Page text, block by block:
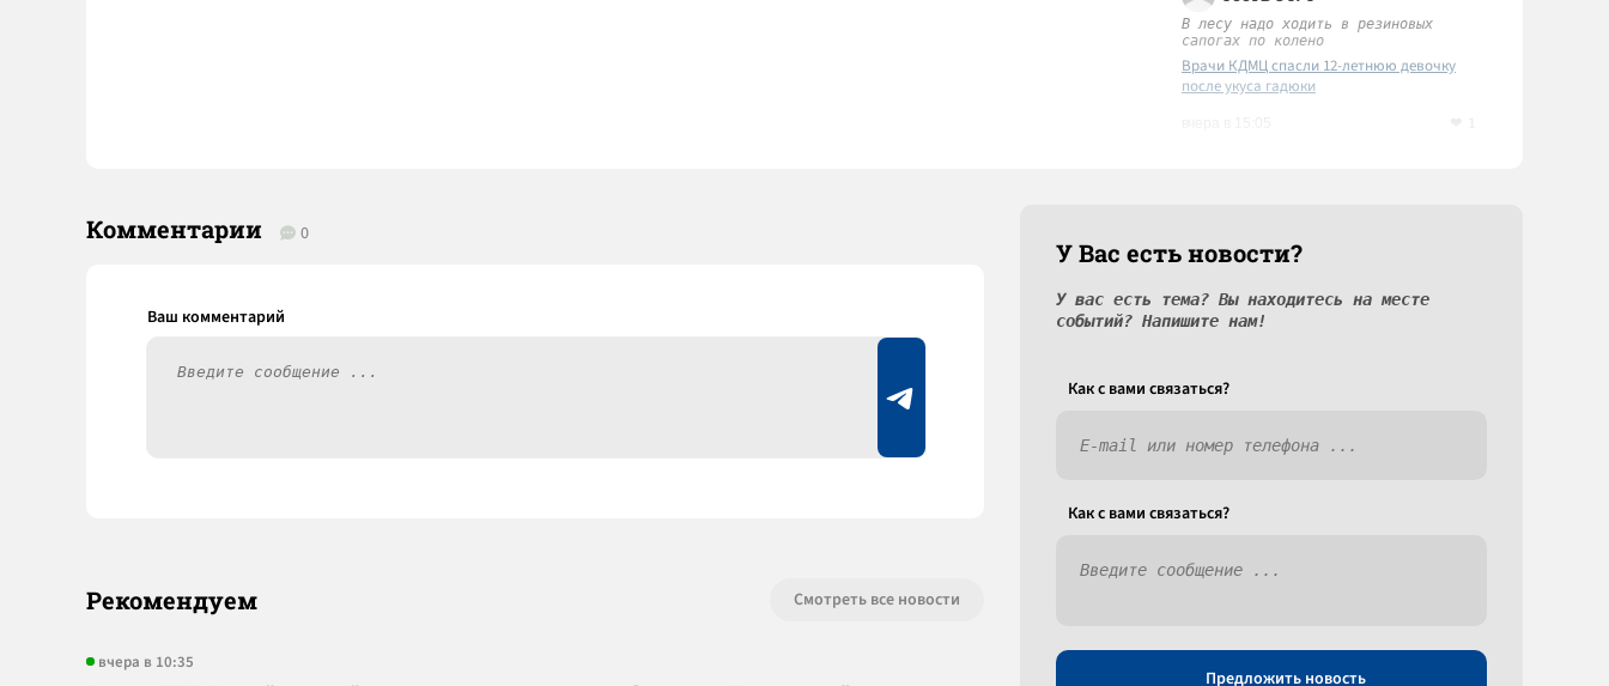
В лесу надо ходить в резиновых
сапогах по колено
Врачи КДМЦ спасли 12-летнюю девочку
после укуса гадюки
Комментарии 0
Рекомендуем Смотреть все новости
вчера в 10:35
У Вас есть новости?
У вас есть тема? Вы находитесь на месте
событий? Напишите нам!
Как c вами связаться?
Как c вами связаться?
Предложить новость